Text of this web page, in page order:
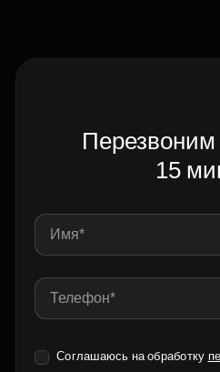
Перезвоним
15
Соглашаюсь на обработку